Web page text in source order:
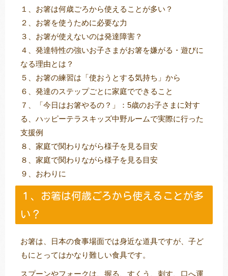
１、お箸は何歳ごろから使えることが多い？
２、お箸を使うために必要な力
３、お箸が使えないのは発達障害？
４、発達特性の強いお子さまがお箸を嫌がる・遊びに
なる理由とは？
５、お箸の練習は「使おうとする気持ち」から
６、発達のステップごとに家庭でできること
７、「今日はお箸やるの？」：5歳のお子さまに対す
る、ハッピーテラスキッズ中野ルームで実際に行った
支援例
８、家庭で関わりながら様子を見る目安
８、家庭で関わりながら様子を見る目安
９、おわりに
１、お箸は何歳ごろから使えることが多
い？
お箸は、日本の食事場面では身近な道具ですが、子ど
もにとってはかなり難しい食具です。
スプーンやフォークは、握る、すくう、刺す、口へ運